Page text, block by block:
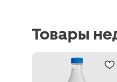
Товары